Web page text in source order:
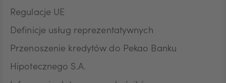
prawem przetwarzania, którego dokonano na
Regulacje UE
Definicje usług reprezentatywnych
Przenoszenie kredytów do Pekao Banku
Hipotecznego S.A.